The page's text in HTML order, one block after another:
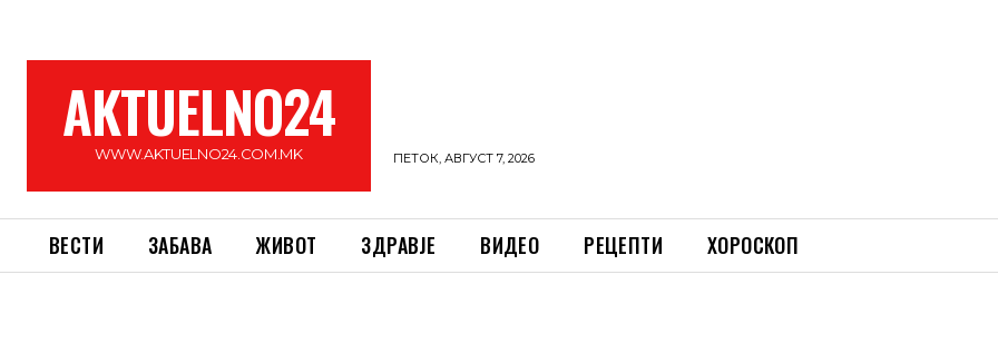
AKTUELNO24
WWW.AKTUELNO24.COM.MK ПЕТОК, АВГУСТ 7, 2026
ВЕСТИ ЗАБАВА ЖИВОТ ЗДРАВЈЕ ВИДЕО РЕЦЕПТИ ХОРОСКОП